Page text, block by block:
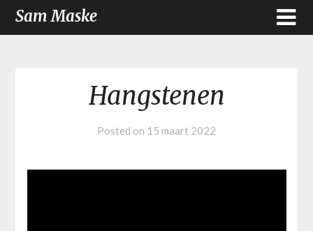
Sam Maske
Hangstenen
Posted on 15 maart 2022